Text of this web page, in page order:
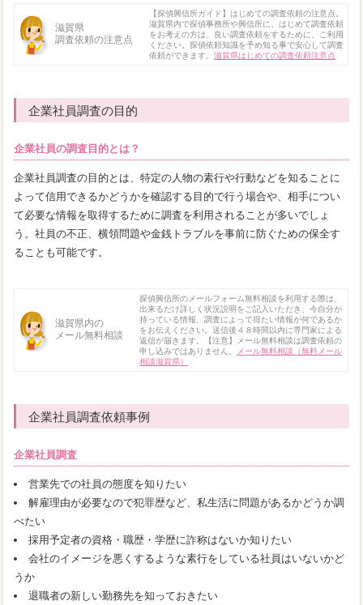
滋賀県
調査依頼の注意点
【探偵興信所ガイド】はじめての調査依頼の注意点。
滋賀県内で探偵事務所や興信所に、はじめて調査依頼
をお考えの方は、良い調査依頼をするために、ご利用
ください。探偵依頼知識を予め知る事で安心して調査
依頼ができます。滋賀県はじめての調査依頼注意点
企業社員調査の目的
企業社員の調査目的とは？
企業社員調査の目的とは、特定の人物の素行や行動などを知ることに
よって信用できるかどうかを確認する目的で行う場合や、相手につい
て必要な情報を取得するために調査を利用されることが多いでしょ
う。社員の不正、横領問題や金銭トラブルを事前に防ぐための保全す
ることも可能です。
滋賀県内の
メール無料相談
探偵興信所のメールフォーム無料相談を利用する際は、
出来るだけ詳しく状況説明をご記入いただき、今自分が
持っている情報、調査によって得たい情報が何であるか
をお伝えください。送信後４８時間以内に専門家による
返信が届きます。【注意】メール無料相談は調査依頼の
申し込みではありません。
メール無料相談（無料メール
相談滋賀県）
企業社員調査依頼事例
企業社員調査
営業先での社員の態度を知りたい
解雇理由が必要なので犯罪歴など、私生活に問題があるかどうか調
べたい
採用予定者の資格・職歴・学歴に詐称はないか知りたい
会社のイメージを悪くするような素行をしている社員はいないかど
うか
退職者の新しい勤務先を知っておきたい